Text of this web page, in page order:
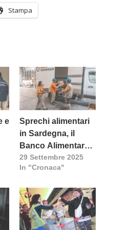
Stampa
e
Sprechi alimentari
in Sardegna, il
Banco Alimentare
lancia un appello
29 Settembre 2025
In "Cronaca"